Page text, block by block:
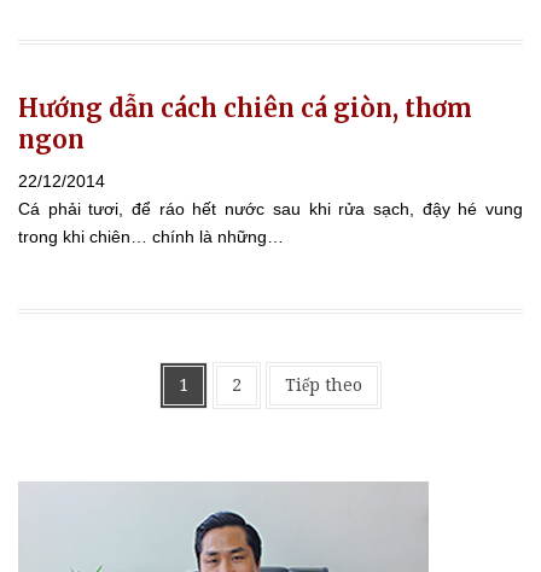
Hướng dẫn cách chiên cá giòn, thơm
ngon
22/12/2014
Cá phải tươi, để ráo hết nước sau khi rửa sạch, đậy hé vung
trong khi chiên… chính là những…
1 2 Tiếp theo